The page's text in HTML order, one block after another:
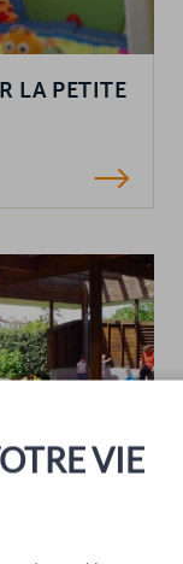
LA PETITE
VIE